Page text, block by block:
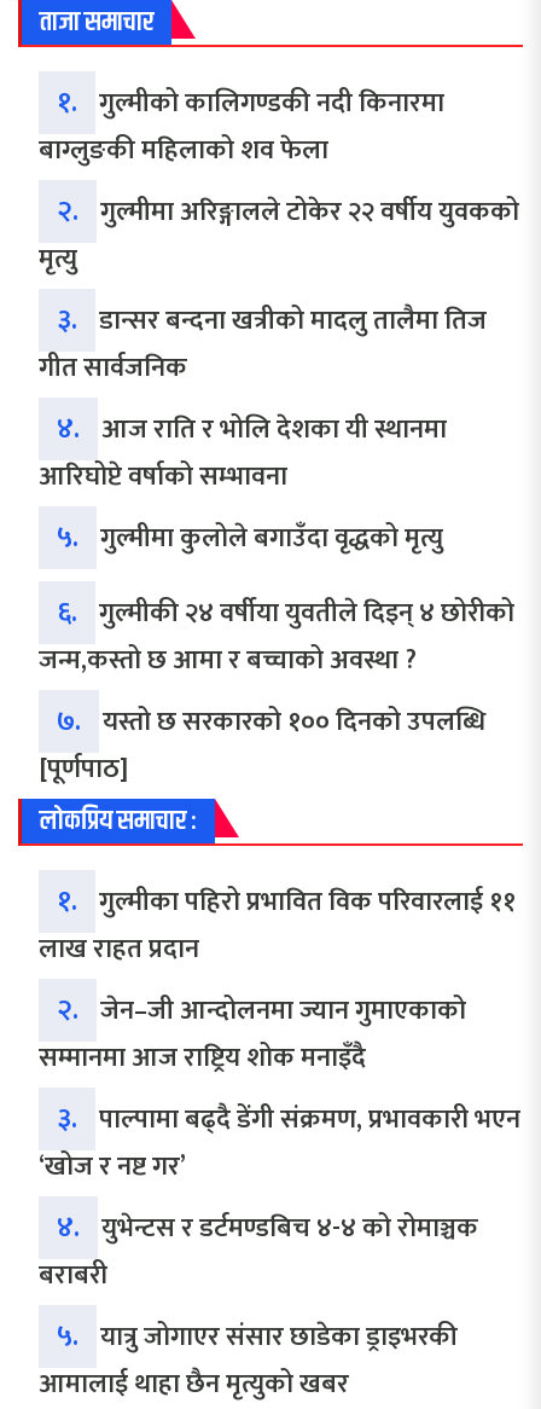
ताजा समाचार
१. गुल्मीको कालिगण्डकी नदी किनारमा
बाग्लुङकी महिलाको शव फेला
२. गुल्मीमा अरिङ्गालले टोकेर २२ वर्षीय युवकको
मृत्यु
३. डान्सर बन्दना खत्रीको मादलु तालैमा तिज
गीत सार्वजनिक
४. आज राति र भोलि देशका यी स्थानमा
आरिघोप्टे वर्षाको सम्भावना
५. गुल्मीमा कुलोले बगाउँदा वृद्धको मृत्यु
६. गुल्मीकी २४ वर्षीया युवतीले दिइन् ४ छोरीको
जन्म,कस्तो छ आमा र बच्चाको अवस्था ?
७. यस्तो छ सरकारको १०० दिनको उपलब्धि
[पूर्णपाठ]
लोकप्रिय समाचार :
१. गुल्मीका पहिरो प्रभावित विक परिवारलाई ११
लाख राहत प्रदान
२. जेन–जी आन्दोलनमा ज्यान गुमाएकाको
सम्मानमा आज राष्ट्रिय शोक मनाइँदै
३. पाल्पामा बढ्दै डेंगी संक्रमण, प्रभावकारी भएन
‘खोज र नष्ट गर’
४. युभेन्टस र डर्टमण्डबिच ४-४ को रोमाञ्चक
बराबरी
५. यात्रु जोगाएर संसार छाडेका ड्राइभरकी
आमालाई थाहा छैन मृत्युको खबर